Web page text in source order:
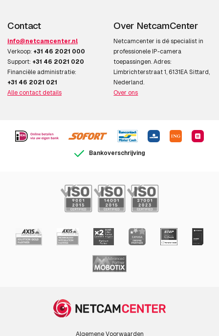
Contact
info@netcamcenter.nl
Verkoop: +31 46 2021 000
Support: +31 46 2021 020
Financiële administratie:
+31 46 2021 021
Alle contact details
Over NetcamCenter
Netcamcenter is dé specialist in
professionele IP-camera
toepassingen. Adres:
Limbrichterstraat 1, 6131EA Sittard,
Nederland.
Over ons
Bankoverschrijving
Algemene Voorwaarden